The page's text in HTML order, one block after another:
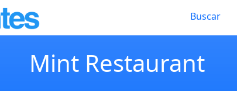
Buscar
Mint Restaurant